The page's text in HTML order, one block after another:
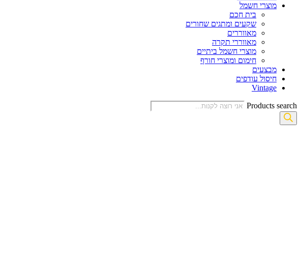
מוצרי חשמל
בית חכם
שקעים ומתגים שחורים
מאווררים
מאווררי תקרה
מוצרי חשמל ביתיים
חימום ומוצרי חורף
מבצעים
חיסול עודפים
Vintage
Products search